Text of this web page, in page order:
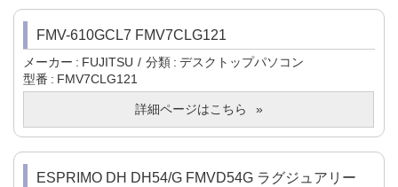
FMV-610GCL7 FMV7CLG121
メーカー FUJITSU 分類
デスクトップパソコン
型番
FMV7CLG121
詳細ページはこちら
ESPRIMO DH DH54/G FMVD54G ラグジュアリー